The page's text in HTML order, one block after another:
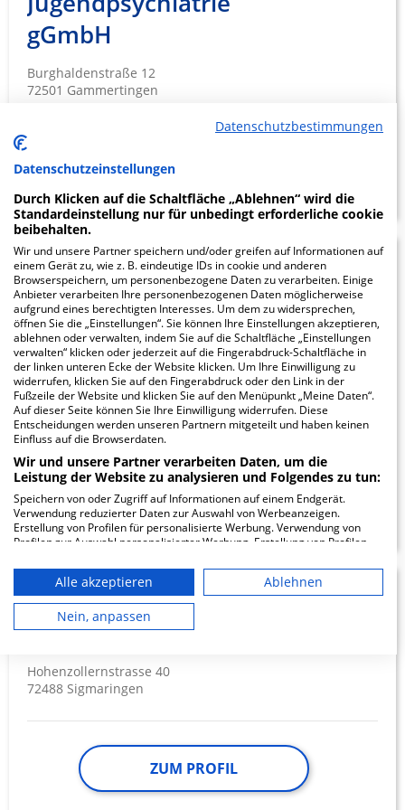
gGmbH
Burghaldenstraße 12
72501 Gammertingen
ZUM PROFIL
Tagesklinik für
Psychiatrie und
Psychotherapie
Zollernalbkreis gGmbH
Albrechtstraße 43
72336 Balingen
ZUM PROFIL
11.29
SRH Krankenhaus
Sigmaringen
Hohenzollernstrasse 40
72488 Sigmaringen
ZUM PROFIL
Datenschutzbestimmungen
Datenschutzeinstellungen
Durch Klicken auf die Schaltfläche „Ablehnen“ wird die
Standardeinstellung nur für unbedingt erforderliche cookie
beibehalten.
Wir und unsere Partner speichern und/oder greifen auf Informationen auf
einem Gerät zu, wie z. B. eindeutige IDs in cookie und anderen
Browserspeichern, um personenbezogene Daten zu verarbeiten. Einige
Anbieter verarbeiten Ihre personenbezogenen Daten möglicherweise
aufgrund eines berechtigten Interesses. Um dem zu widersprechen,
öffnen Sie die „Einstellungen“. Sie können Ihre Einstellungen akzeptieren,
ablehnen oder verwalten, indem Sie auf die Schaltfläche „Einstellungen
verwalten“ klicken oder jederzeit auf die Fingerabdruck-Schaltfläche in
der linken unteren Ecke der Website klicken. Um Ihre Einwilligung zu
widerrufen, klicken Sie auf den Fingerabdruck oder den Link in der
Fußzeile der Website und klicken Sie auf den Menüpunkt „Meine Daten“.
Auf dieser Seite können Sie Ihre Einwilligung widerrufen. Diese
Entscheidungen werden unseren Partnern mitgeteilt und haben keinen
Einfluss auf die Browserdaten.
Wir und unsere Partner verarbeiten Daten, um die
Leistung der Website zu analysieren und Folgendes zu tun:
Speichern von oder Zugriff auf Informationen auf einem Endgerät.
Verwendung reduzierter Daten zur Auswahl von Werbeanzeigen.
Erstellung von Profilen für personalisierte Werbung. Verwendung von
Profilen zur Auswahl personalisierter Werbung. Erstellung von Profilen
personalisierter Inhalte. Messung der Werbeleistung. Messung der
Performance von Inhalten. Analyse von Zielgruppen durch Statistiken
oder Kombinationen von Daten aus verschiedenen Quellen. Entwicklung
und Verbesserung der Angebote. Verwendung reduzierter Daten zur
Auswahl von Inhalten.
Ihre Einwilligung und die cookie Richtlinie gelten ausschließlich für diese
Website/App.
IAB-Verarbeitungszwecke:
Speichern von oder Zugriff auf
Alle akzeptieren
Ablehnen
Nein, anpassen